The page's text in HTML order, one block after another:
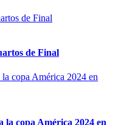
de Final
la copa América 2024 en